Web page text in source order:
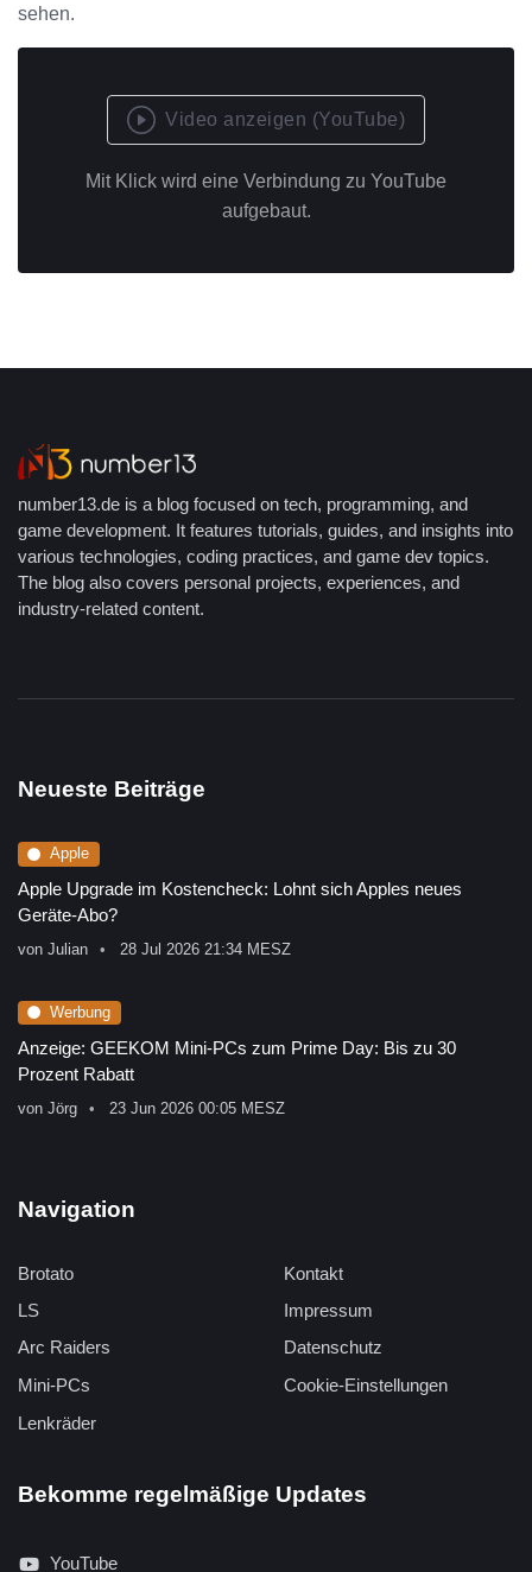
sehen.
Video anzeigen (YouTube)
Mit Klick wird eine Verbindung zu YouTube
aufgebaut.
number13.de is a blog focused on tech, programming, and
game development. It features tutorials, guides, and insights into
various technologies, coding practices, and game dev topics.
The blog also covers personal projects, experiences, and
industry-related content.
Neueste Beiträge
Apple
Apple Upgrade im Kostencheck: Lohnt sich Apples neues
Geräte-Abo?
von Julian 28 Jul 2026 21:34 MESZ
Werbung
Anzeige: GEEKOM Mini-PCs zum Prime Day: Bis zu 30
Prozent Rabatt
von Jörg 23 Jun 2026 00:05 MESZ
Navigation
Brotato
LS
Arc Raiders
Mini-PCs
Lenkräder
Kontakt
Impressum
Datenschutz
Cookie-Einstellungen
Bekomme regelmäßige Updates
YouTube